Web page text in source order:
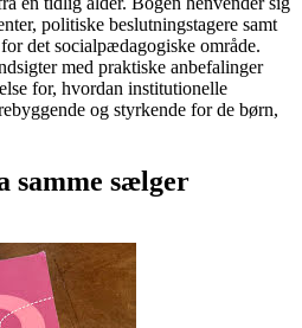
politiske beslutningstagere samt
det socialpædagogiske område.
med praktiske anbefalinger
for, hvordan institutionelle
og styrkende for de børn,
samme sælger